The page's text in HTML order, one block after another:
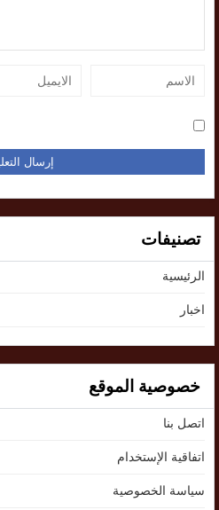
تصنيفات
الرئيسية
اخبار
خصوصية الموقع
اتصل بنا
اتفاقية الإستخدام
سياسة الخصوصية